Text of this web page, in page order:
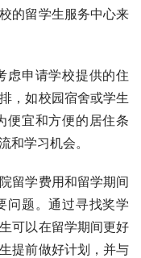
的留学生服务中心来
虑申请学校提供的住
，如校园宿舍或学生
便宜和方便的居住条
和学习机会。
留学费用和留学期间
问题。通过寻找奖学
可以在留学期间更好
提前做好计划，并与